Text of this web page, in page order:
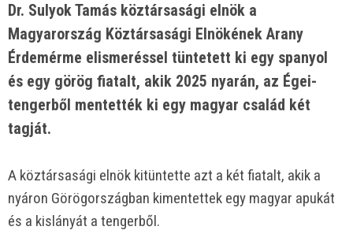
Dr. Sulyok Tamás köztársasági elnök a
Magyarország Köztársasági Elnökének Arany
Érdemérme elismeréssel tüntetett ki egy spanyol
és egy görög fiatalt, akik 2025 nyarán, az Égei-
tengerből mentették ki egy magyar család két
tagját.
A köztársasági elnök kitüntette azt a két fiatalt, akik a
nyáron Görögországban kimentettek egy magyar apukát
és a kislányát a tengerből.